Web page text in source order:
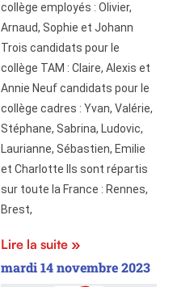
collège employés : Olivier,
Arnaud, Sophie et Johann
Trois candidats pour le
collège TAM : Claire, Alexis et
Annie Neuf candidats pour le
collège cadres : Yvan, Valérie,
Stéphane, Sabrina, Ludovic,
Laurianne, Sébastien, Emilie
et Charlotte Ils sont répartis
sur toute la France : Rennes,
Brest,
Lire la suite »
mardi 14 novembre 2023